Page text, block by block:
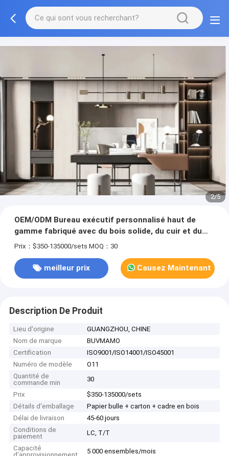
3/5
OEM/ODM Bureau exécutif personnalisé haut de
gamme fabriqué avec du bois solide, du cuir et du
métal, construit avec un savoir-faire artisanal
Prix：$350-135000/sets MOQ：30
meilleur prix Causez Maintenant
Description De Produit
Lieu d'origine
GUANGZHOU, CHINE
Nom de marque
BUVMAMO
Certification
ISO9001/ISO14001/ISO45001
Numéro de modèle
O11
Quantité de
commande min
30
Prix
$350-135000/sets
Détails d'emballage
Papier bulle + carton + cadre en bois
Délai de livraison
45-60 jours
Conditions de
paiement
LC, T/T
Capacité
5 000 ensembles/mois